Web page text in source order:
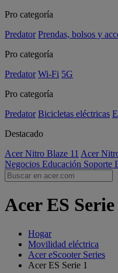
Pro categoría
Predator Prendas, bolsos y
Pro categoría
Predator Wi-Fi 5G
Pro categoría
Predator Bicicletas eléctricas
Destacado
Acer Nitro Blaze 11 Acer
Negocios Educación Soporte
Acer ES
Hogar
Movilidad eléctrica
Acer eScooter Series
Acer ES Serie 1